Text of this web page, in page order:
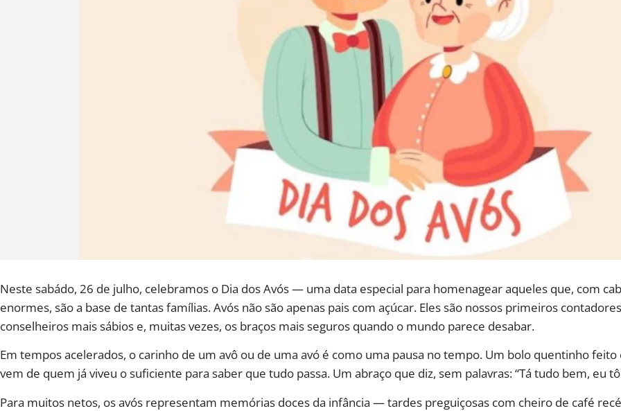
Neste sabádo, 26 de julho, celebramos o Dia dos Avós — uma data especial para homenagear aqueles que, com
enormes, são a base de tantas famílias. Avós não são apenas pais com açúcar. Eles são nossos primeiros
conselheiros mais sábios e, muitas vezes, os braços mais seguros quando o mundo parece desabar.
Em tempos acelerados, o carinho de um avô ou de uma avó é como uma pausa no tempo. Um bolo quentinho
vem de quem já viveu o suficiente para saber que tudo passa. Um abraço que diz, sem palavras: “Tá tudo bem, eu tô
Para muitos netos, os avós representam memórias doces da infância — tardes preguiçosas com cheiro de café